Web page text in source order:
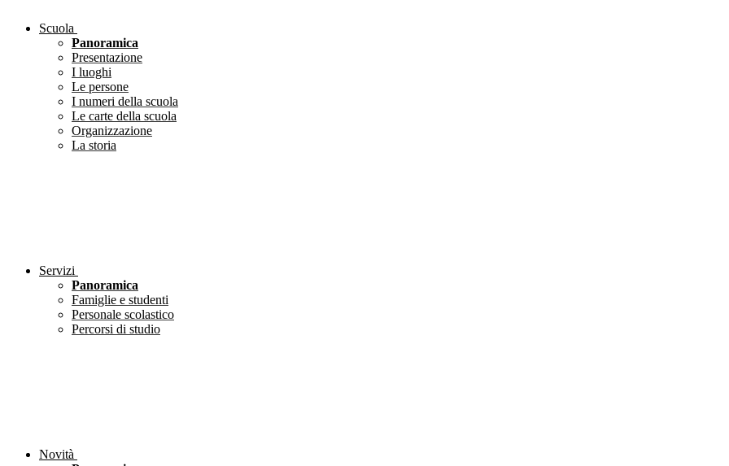
Scuola
Panoramica
Presentazione
I luoghi
Le persone
I numeri della scuola
Le carte della scuola
Organizzazione
La storia
Servizi
Panoramica
Famiglie e studenti
Personale scolastico
Percorsi di studio
Novità